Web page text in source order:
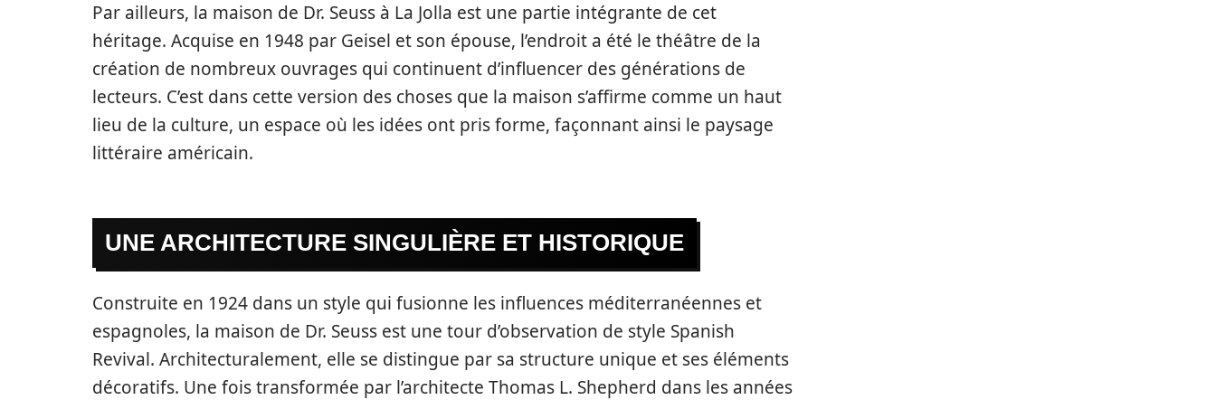
Par ailleurs, la maison de Dr. Seuss à La Jolla est une partie intégrante de cet
héritage. Acquise en 1948 par Geisel et son épouse, l’endroit a été le théâtre de la
création de nombreux ouvrages qui continuent d’influencer des générations de
lecteurs. C’est dans cette version des choses que la maison s’affirme comme un haut
lieu de la culture, un espace où les idées ont pris forme, façonnant ainsi le paysage
littéraire américain.
UNE ARCHITECTURE SINGULIÈRE ET HISTORIQUE
Construite en 1924 dans un style qui fusionne les influences méditerranéennes et
espagnoles, la maison de Dr. Seuss est une tour d’observation de style Spanish
Revival. Architecturalement, elle se distingue par sa structure unique et ses éléments
décoratifs. Une fois transformée par l’architecte Thomas L. Shepherd dans les années